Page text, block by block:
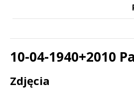
10-04-1940+2010
Treść
Zdjęcia